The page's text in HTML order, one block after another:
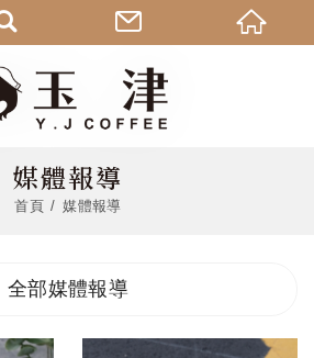
媒體報導
首頁 媒體報導
全部媒體報導